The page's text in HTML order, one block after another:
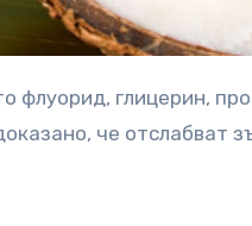
че отслабват